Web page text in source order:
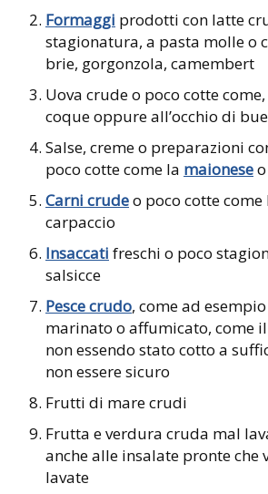
Formaggi prodotti con latte
stagionatura, a pasta molle o
brie, gorgonzola, camembert
Uova crude o poco cotte
coque oppure all’occhio di bue
Salse, creme o preparazioni
poco cotte come la maionese
Carni crudeo poco cotte
carpaccio
Insaccati freschi o poco
salsicce
Pesce crudo, come ad
marinato o affumicato, come
non essendo stato cotto a
non essere sicuro
Frutti di mare crudi
Frutta e verdura cruda mal
anche alle insalate pronte che
lavate